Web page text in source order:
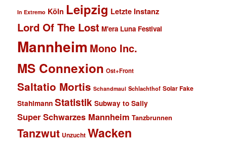
In Extremo Köln Leipzig Letzte Instanz
Lord Of The Lost M'era Luna Festival
Mannheim Mono Inc.
MS Connexion Ost+Front
Saltatio Mortis Schandmaul Schlachthof Solar Fake
Stahlmann Statistik Subway to Sally
Super Schwarzes Mannheim Tanzbrunnen
Tanzwut Unzucht Wacken